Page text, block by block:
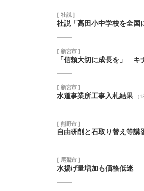
[ 社説 ]
社説「高田小中学校を全国
[ 新宮市 ]
「信頼大切に成長を」 キ
[ 新宮市 ]
水道事業所工事入札結果 （
[ 熊野市 ]
自由研削と石取り替え等講
[ 尾鷲市 ]
水揚げ量増加も価格低迷